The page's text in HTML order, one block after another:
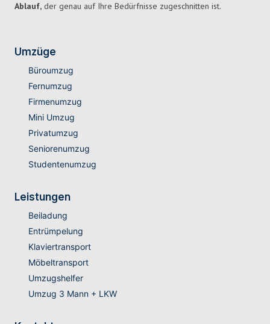
Ablauf, der genau auf Ihre Bedürfnisse zugeschnitten ist.
Umzüge
Büroumzug
Fernumzug
Firmenumzug
Mini Umzug
Privatumzug
Seniorenumzug
Studentenumzug
Leistungen
Beiladung
Entrümpelung
Klaviertransport
Möbeltransport
Umzugshelfer
Umzug 3 Mann + LKW